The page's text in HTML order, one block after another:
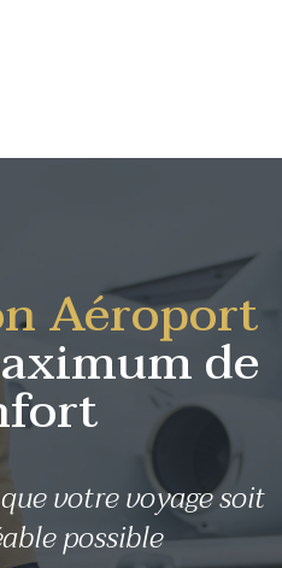
Aéroport
de
votre voyage soit
possible